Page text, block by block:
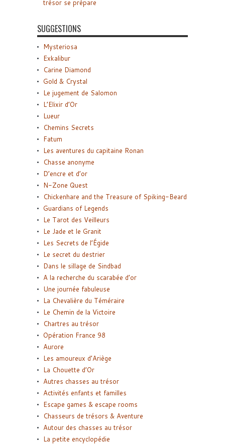
trésor se prépare
SUGGESTIONS
Mysteriosa
Exkalibur
Carine Diamond
Gold & Crystal
Le jugement de Salomon
L’Elixir d’Or
Lueur
Chemins Secrets
Fatum
Les aventures du capitaine Ronan
Chasse anonyme
D’encre et d’or
N-Zone Quest
Chickenhare and the Treasure of Spiking-Beard
Guardians of Legends
Le Tarot des Veilleurs
Le Jade et le Granit
Les Secrets de l’Égide
Le secret du destrier
Dans le sillage de Sindbad
A la recherche du scarabée d’or
Une journée fabuleuse
La Chevalière du Téméraire
Le Chemin de la Victoire
Chartres au trésor
Opération France 98
Aurore
Les amoureux d’Ariège
La Chouette d’Or
Autres chasses au trésor
Activités enfants et familles
Escape games & escape rooms
Chasseurs de trésors & Aventure
Autour des chasses au trésor
La petite encyclopédie